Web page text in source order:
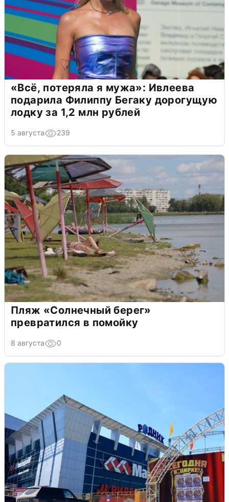
«Всё, потеряла я мужа»: Ивлеева
подарила Филиппу Бегаку дорогущую
лодку за 1,2 млн рублей
5 августа 239
Пляж «Солнечный берег»
превратился в помойку
8 августа 0